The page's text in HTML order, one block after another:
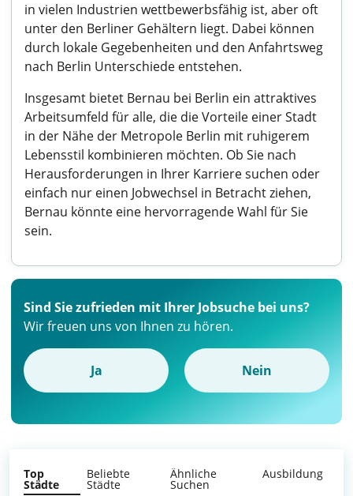
in vielen Industrien wettbewerbsfähig ist, aber oft
unter den Berliner Gehältern liegt. Dabei können
durch lokale Gegebenheiten und den Anfahrtsweg
nach Berlin Unterschiede entstehen.
Insgesamt bietet Bernau bei Berlin ein attraktives
Arbeitsumfeld für alle, die die Vorteile einer Stadt
in der Nähe der Metropole Berlin mit ruhigerem
Lebensstil kombinieren möchten. Ob Sie nach
Herausforderungen in Ihrer Karriere suchen oder
einfach nur einen Jobwechsel in Betracht ziehen,
Bernau könnte eine hervorragende Wahl für Sie
sein.
Sind Sie zufrieden mit Ihrer Jobsuche bei uns?
Wir freuen uns von Ihnen zu hören.
Ja Nein
Top
Städte
Beliebte
Städte
Ähnliche
Suchen
Ausbildung